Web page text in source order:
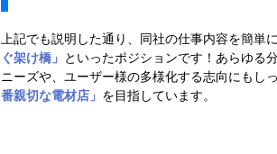
上記でも説明した通り、同社の仕事内容を簡単
ぐ架け橋」 といったポジションです！あらゆる
ニーズや、ユーザー様の多様化する志向にもし
番親切な電材店」 を目指しています。